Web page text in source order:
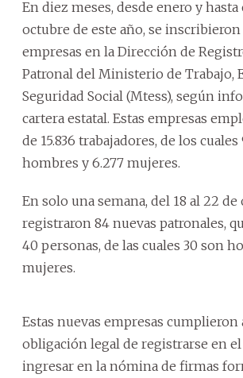
En diez meses, desde enero y hasta
octubre de este año, se inscribieron
empresas en la Dirección de
Patronal del Ministerio de Trabajo,
Seguridad Social (Mtess), según
cartera estatal. Estas empresas
de 15.836 trabajadores, de los cuales
hombres y 6.277 mujeres.
En solo una semana, del 18 al 22 de
registraron 84 nuevas patronales,
40 personas, de las cuales 30 son
mujeres.
Estas nuevas empresas cumplieron
obligación legal de registrarse en el
ingresar en la nómina de firmas